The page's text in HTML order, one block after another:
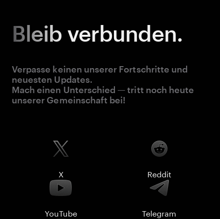
Bleib verbunden.
Verpasse keinen unserer Fortschritte und
neuesten Updates.
Mach einen Unterschied — tritt noch heute
unserer Gemeinschaft bei!
X Reddit
YouTube Telegram